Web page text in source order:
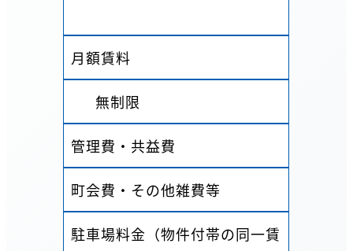
月額賃料
無制限
管理費・共益費
町会費・その他雑費等
駐車場料金（物件付帯の同一賃